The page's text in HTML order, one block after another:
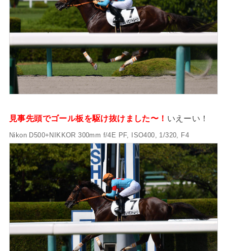
見事先頭でゴール板を駆け抜けました〜！ いえーい！
Nikon D500+NIKKOR 300mm f/4E PF, ISO400, 1/320, F4